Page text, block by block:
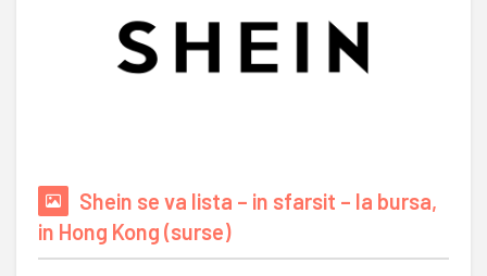
Shein se va lista – in sfarsit – la bursa,
in Hong Kong (surse)